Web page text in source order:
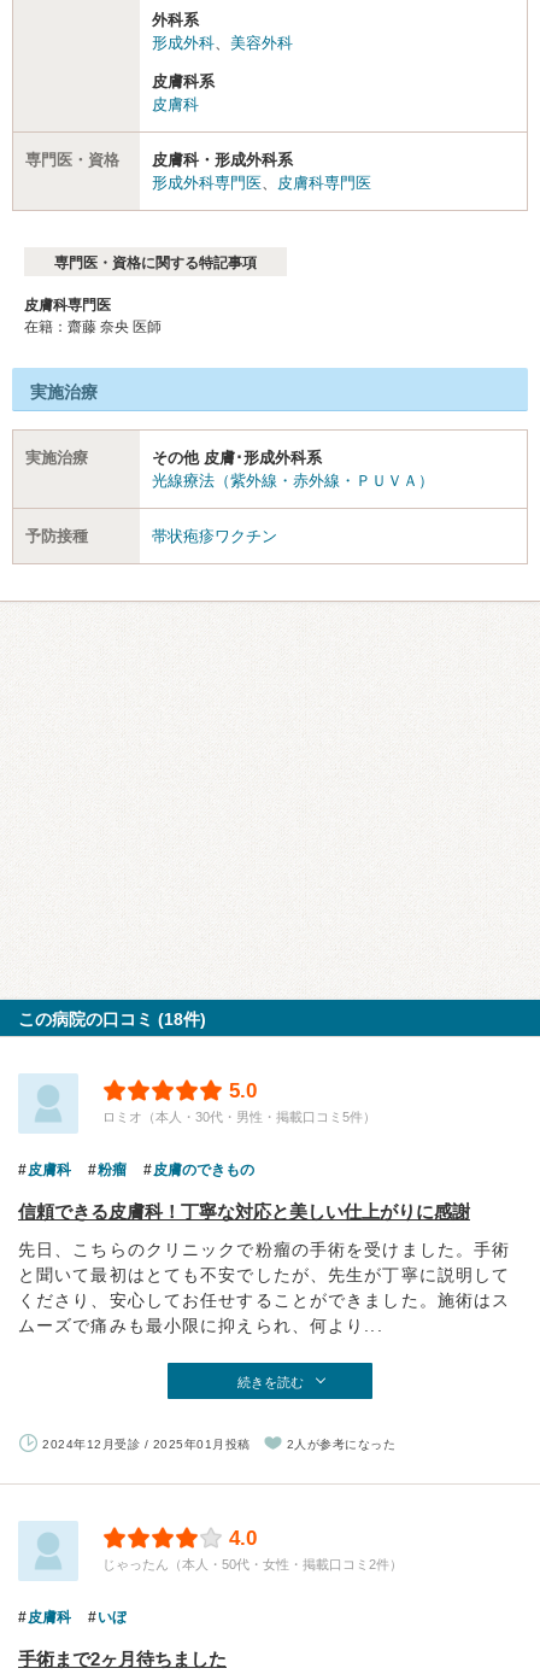
外科系
形成外科、 美容外科
皮膚科系
皮膚科
専門医・資格
皮膚科・形成外科系
形成外科専門医、 皮膚科専門医
専門医・資格に関する特記事項
皮膚科専門医
在籍：齋藤 奈央 医師
実施治療
実施治療
その他 皮膚･形成外科系
光線療法（紫外線・赤外線・ＰＵＶＡ）
予防接種 帯状疱疹ワクチン
この病院の口コミ (18件)
5.0
ロミオ（本人・30代・男性・掲載口コミ5件）
皮膚科 粉瘤 皮膚のできもの
信頼できる皮膚科！丁寧な対応と美しい仕上がりに感謝
先日、こちらのクリニックで粉瘤の手術を受けました。手術
と聞いて最初はとても不安でしたが、先生が丁寧に説明して
くださり、安心してお任せすることができました。施術はス
ムーズで痛みも最小限に抑えられ、何より...
続きを読む
2024年12月受診 / 2025年01月投稿 2人が参考になった
4.0
じゃったん（本人・50代・女性・掲載口コミ2件）
皮膚科 いぼ
手術まで2ヶ月待ちました